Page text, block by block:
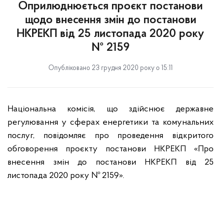
Оприлюднюється проєкт постанови
щодо внесення змін до постанови
НКРЕКП від 25 листопада 2020 року
№ 2159
Опубліковано 23 грудня 2020 року о 15:11
Національна комісія, що здійснює державне
регулювання у сферах енергетики та комунальних
послуг, повідомляє про проведення відкритого
обговорення проєкту постанови НКРЕКП «Про
внесення змін до постанови НКРЕКП від 25
листопада 2020 року № 2159».